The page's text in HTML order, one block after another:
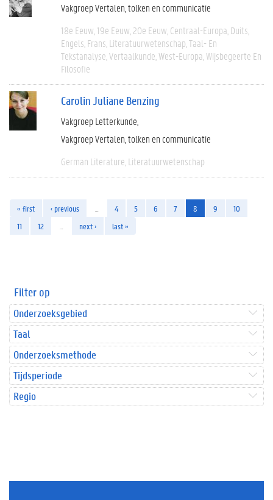
Vakgroep Vertalen, tolken en communicatie
18e Eeuw 19e Eeuw 20e Eeuw Centraal-Europa Duits
Engels Frans Literatuurwetenschap Taal- En
Tekstanalyse Vertaalkunde West-Europa Wijsbegeerte En
Filosofie
Carolin Juliane Benzing
Vakgroep Letterkunde
Vakgroep Vertalen, tolken en communicatie
German Literature Literatuurwetenschap
« first ‹ previous 4 5 6 7 8 9
10
11
12 next › last »
Filter op
Onderzoeksgebied
Taal
Onderzoeksmethode
Tijdsperiode
Regio